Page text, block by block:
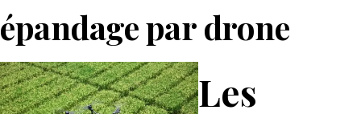
épandage par drone
Les